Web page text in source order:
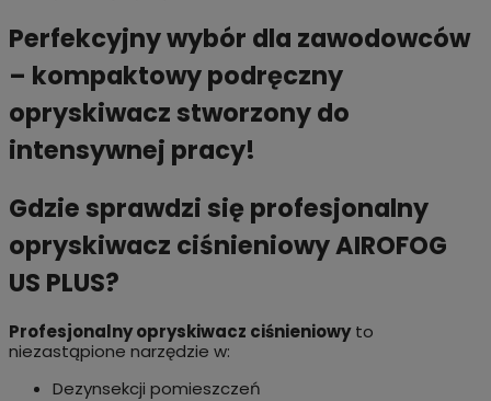
Perfekcyjny wybór dla zawodowców
– kompaktowy podręczny
opryskiwacz stworzony do
intensywnej pracy!
Gdzie sprawdzi się profesjonalny
opryskiwacz ciśnieniowy AIROFOG
US PLUS?
Profesjonalny opryskiwacz ciśnieniowyto
niezastąpione narzędzie w:
Dezynsekcji pomieszczeń